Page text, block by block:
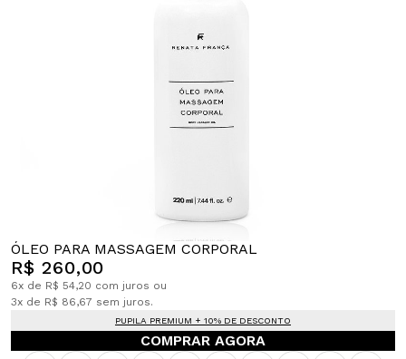
ÓLEO PARA MASSAGEM CORPORAL
R$ 260,00
6x de R$ 54,20 com juros ou
3x de R$ 86,67 sem juros.
PUPILA PREMIUM + 10% DE DESCONTO
COMPRAR AGORA